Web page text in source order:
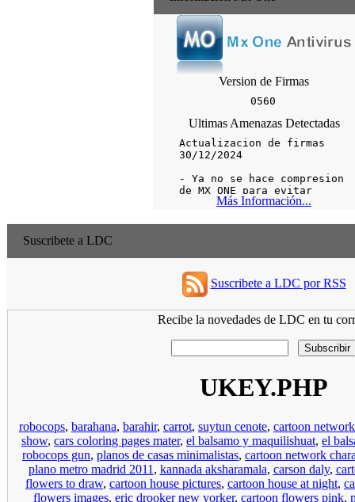
Version de Firmas
Ultimas Amenazas Detectadas
Más Información...
Suscribete a LDC
Suscribete a LDC por RSS
Recibe la novedades de LDC en tu
UKEY.PHP
robocops, barahana, barahir, carrot, suytun cenote, cartoon
show, cars coloring pages mater, el balsamo y maquilishuat, el
robocops gun, planos de casas minimalistas, cartoon network
plano metro madrid 2011 , kannada aksharamala, carson daly,
flowers to draw, cartoon house pictures, cartoon house at night,
flowers images, eric drooker new yorker, cartoon flowers pink,